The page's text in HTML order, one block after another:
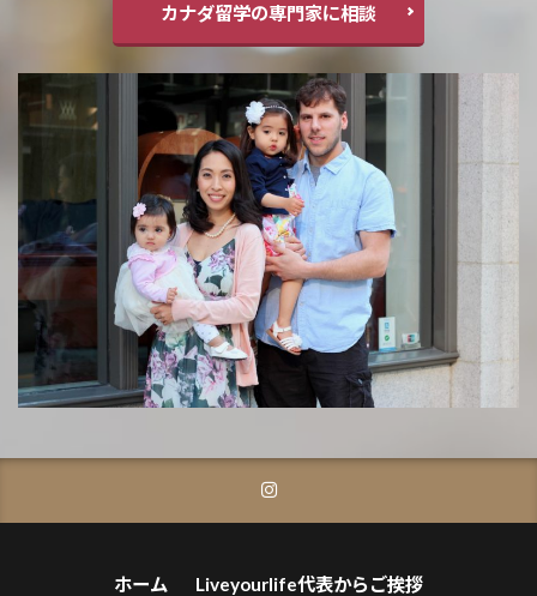
カナダ留学の専門家に相談
ホーム
Liveyourlife代表からご挨拶